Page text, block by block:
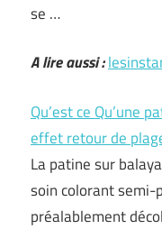
se …
A lire aussi :
Qu’est ce Qu’une
effet retour de
La patine sur
soin colorant semi-
préalablement